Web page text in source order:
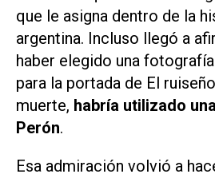
que le asigna dentro de la
argentina. Incluso llegó a
haber elegido una
para la portada de El
muerte, habría utilizado
Perón.
Esa admiración volvió a